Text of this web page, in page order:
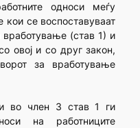
односи меѓу
кои се воспоставуваат
(став 1) и
овој и со друг закон,
за вработување
во член 3 став 1 ги
на работниците